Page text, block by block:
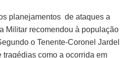
planejamentos de ataques a
Militar recomendou à população
o Tenente-Coronel Jardel
como a ocorrida em